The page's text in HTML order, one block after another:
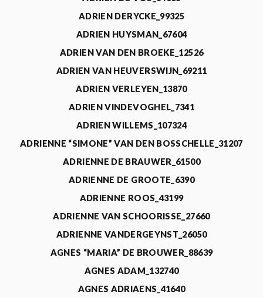
ADRIEN DERYCKE_99325
ADRIEN HUYSMAN_67604
ADRIEN VAN DEN BROEKE_12526
ADRIEN VAN HEUVERSWIJN_69211
ADRIEN VERLEYEN_13870
ADRIEN VINDEVOGHEL_7341
ADRIEN WILLEMS_107324
ADRIENNE “SIMONE” VAN DEN BOSSCHELLE_31207
ADRIENNE DE BRAUWER_61500
ADRIENNE DE GROOTE_6390
ADRIENNE ROOS_43199
ADRIENNE VAN SCHOORISSE_27660
ADRIENNE VANDERGEYNST_26050
AGNES “MARIA” DE BROUWER_88639
AGNES ADAM_132740
AGNES ADRIAENS_41640